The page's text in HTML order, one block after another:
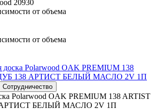
20930
от объема
от объема
Сотрудничество
Polarwood OAK PREMIUM 138 ARTIST
АРТИСТ БЕЛЫЙ МАСЛО 2V 1П